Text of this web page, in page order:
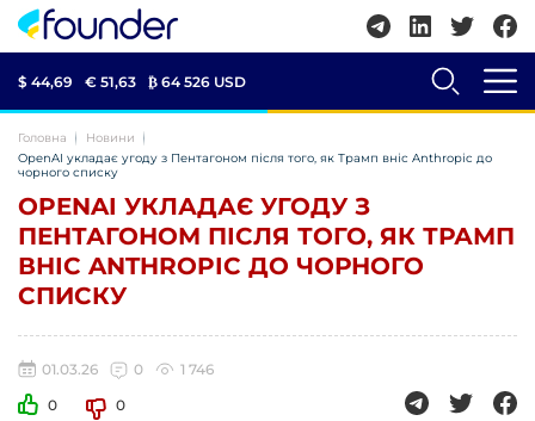
$ 44,69 € 51,63 ₿ 64 526 USD
Головна
Новини
OpenAI укладає угоду з Пентагоном після того, як Трамп вніс Anthropic до
чорного списку
OPENAI УКЛАДАЄ УГОДУ З
ПЕНТАГОНОМ ПІСЛЯ ТОГО, ЯК ТРАМП
ВНІС ANTHROPIC ДО ЧОРНОГО
СПИСКУ
01.03.26 0
1 746
0
0